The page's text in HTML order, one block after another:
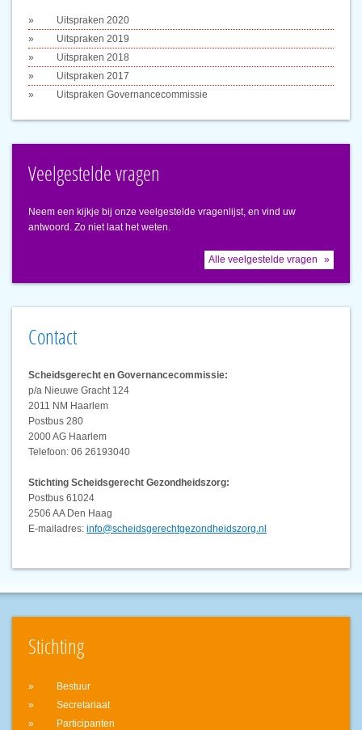
Uitspraken 2020
Uitspraken 2019
Uitspraken 2018
Uitspraken 2017
Uitspraken Governancecommissie
Veelgestelde vragen
Neem een kijkje bij onze veelgestelde vragenlijst, en vind uw
antwoord. Zo niet laat het weten.
Alle veelgestelde vragen
Contact
Scheidsgerecht en Governancecommissie:
p/a Nieuwe Gracht 124
2011 NM Haarlem
Postbus 280
2000 AG Haarlem
Telefoon: 06 26193040
Stichting Scheidsgerecht Gezondheidszorg:
Postbus 61024
2506 AA Den Haag
E-mailadres: info@scheidsgerechtgezondheidszorg.nl
Stichting
Bestuur
Secretariaat
Participanten